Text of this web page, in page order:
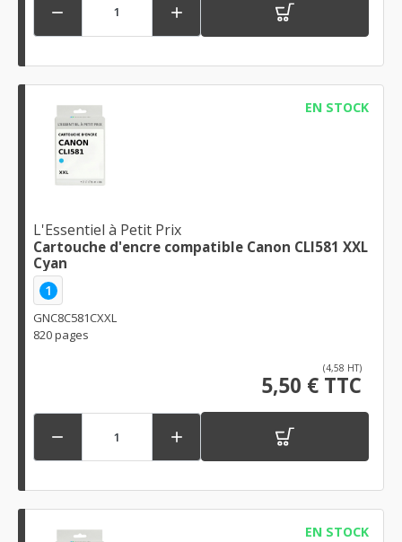
 
EN STOCK
L'Essentiel à Petit Prix
Cartouche d'encre compatible Canon CLI581 XXL
Cyan
1
GNC8C581CXXL
820 pages
(4,58 HT)
5,50 € TTC
 
EN STOCK